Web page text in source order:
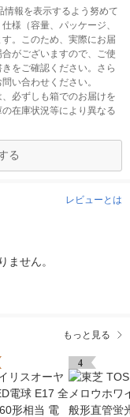
情報を表示するよう努めて
様（容量、パッケージ、
。このため、実際にお届
がございますので、ご使
をご確認ください。さら
い合わせください。
必ずしも箱でのお届けを
在庫状況等により異なる
る
レビューとは
ません。
もっと見る
4